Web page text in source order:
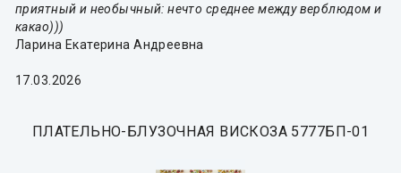
приятный и необычный: нечто среднее между верблюдом и
какао)))
Ларина Екатерина Андреевна
17.03.2026
ПЛАТЕЛЬНО-БЛУЗОЧНАЯ ВИСКОЗА 5777БП-01